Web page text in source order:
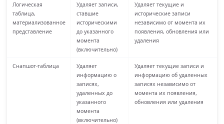
Логическая
таблица,
материализованное
представление
Удаляет записи,
ставшие
историческими
до указанного
момента
(включительно)
Удаляет текущие и
исторические записи
независимо от момента их
появления, обновления или
удаления
Снапшот-таблица
Удаляет
информацию о
записях,
удаленных до
указанного
момента
(включительно)
Удаляет текущие записи и
информацию об удаленных
записях независимо от
момента их появления,
обновления или удаления